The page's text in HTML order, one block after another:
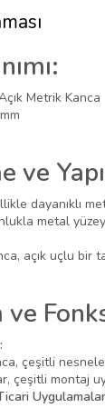
Metrik Kanca
ve
dayanıklı
metal
açık uçlu bir
ve
çeşitli
çeşitli montaj